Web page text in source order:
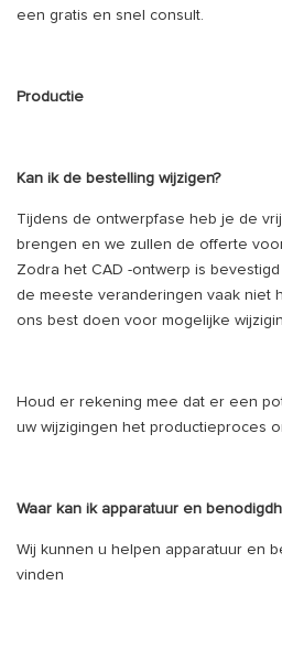
een gratis en snel consult.
Productie
Kan ik de bestelling wijzigen?
Tijdens de ontwerpfase heb je de
brengen en we zullen de offerte
Zodra het CAD -ontwerp is
de meeste veranderingen vaak niet
ons best doen voor mogelijke
Houd er rekening mee dat er een
uw wijzigingen het productieproces
Waar kan ik apparatuur en
Wij kunnen u helpen apparatuur en
vinden